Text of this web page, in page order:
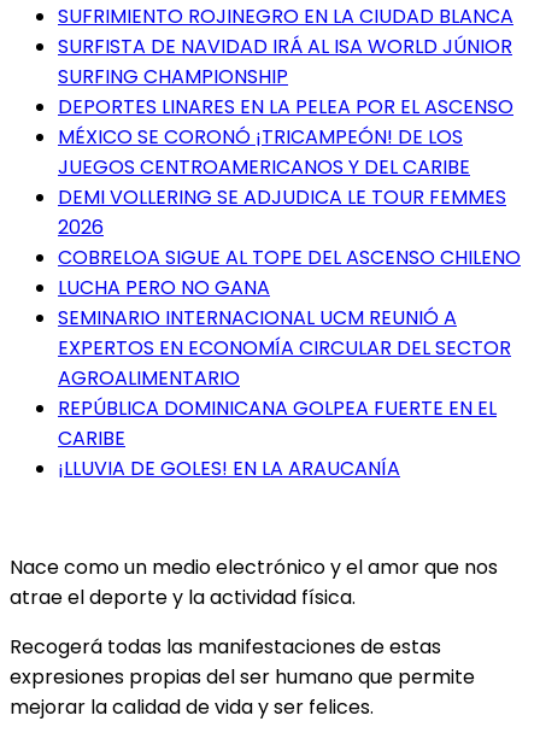
SUFRIMIENTO ROJINEGRO EN LA CIUDAD BLANCA
SURFISTA DE NAVIDAD IRÁ AL ISA WORLD JÚNIOR
SURFING CHAMPIONSHIP
DEPORTES LINARES EN LA PELEA POR EL ASCENSO
MÉXICO SE CORONÓ ¡TRICAMPEÓN! DE LOS
JUEGOS CENTROAMERICANOS Y DEL CARIBE
DEMI VOLLERING SE ADJUDICA LE TOUR FEMMES
2026
COBRELOA SIGUE AL TOPE DEL ASCENSO CHILENO
LUCHA PERO NO GANA
SEMINARIO INTERNACIONAL UCM REUNIÓ A
EXPERTOS EN ECONOMÍA CIRCULAR DEL SECTOR
AGROALIMENTARIO
REPÚBLICA DOMINICANA GOLPEA FUERTE EN EL
CARIBE
¡LLUVIA DE GOLES! EN LA ARAUCANÍA
Nace como un medio electrónico y el amor que nos
atrae el deporte y la actividad física.
Recogerá todas las manifestaciones de estas
expresiones propias del ser humano que permite
mejorar la calidad de vida y ser felices.